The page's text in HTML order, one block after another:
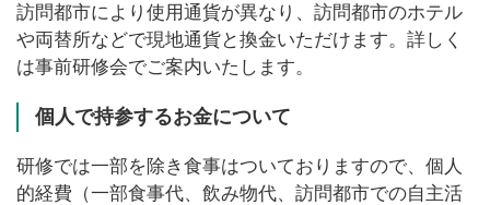
訪問都市により使用通貨が異なり、訪問都市のホテル
や両替所などで現地通貨と換金いただけます。詳しく
は事前研修会でご案内いたします。
個人で持参するお金について
研修では一部を除き食事はついておりますので、個人
的経費（一部食事代、飲み物代、訪問都市での自主活